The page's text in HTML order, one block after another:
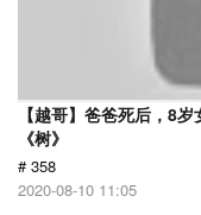
【越哥】爸爸死后，8
《树》
# 358
2020-08-10 11:05